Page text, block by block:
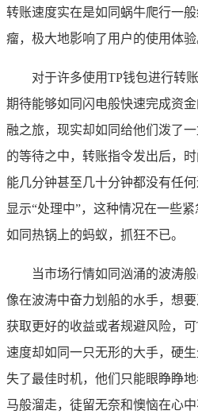
转账速度实在是如同蜗牛爬行一
瘤，极大地影响了用户的使用体验
对于许多使用TP钱包进行转
期待能够如同闪电般快速完成资
融之旅，现实却如同给他们泼了
的等待之中，转账指令发出后，
能几分钟甚至几十分钟都没有任
显示“处理中”，这种情况在一些
如同热锅上的蚂蚁，抓狂不已。
当市场行情如同汹涌的波涛
像在波涛中奋力划船的水手，想
获取更好的收益或者规避风险，
速度却如同一只无形的大手，硬
失了最佳时机，他们只能眼睁睁
马般溜走，徒留无奈和懊恼在心中